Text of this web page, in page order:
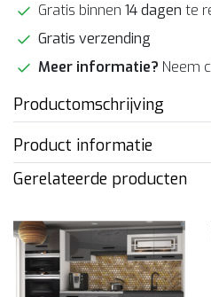
Gratis binnen 14 dagen te
Gratis verzending
Meer informatie? Neem
Productomschrijving
Product informatie
Gerelateerde producten